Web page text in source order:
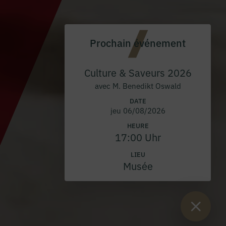
Prochain événement
Culture & Saveurs 2026
avec M. Benedikt Oswald
DATE
jeu 06/08/2026
HEURE
17:00 Uhr
LIEU
Musée